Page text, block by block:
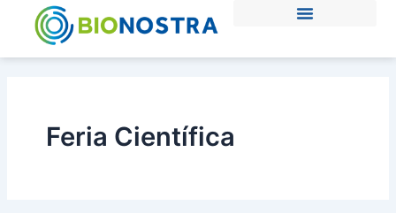
Feria Científica